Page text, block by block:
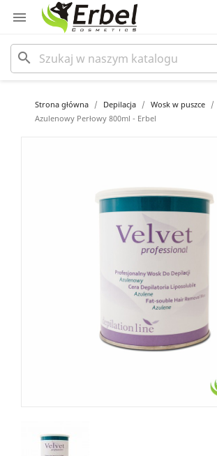

search
Strona główna Depilacja Wosk w puszce
Azulenowy Perłowy 800ml - Erbel